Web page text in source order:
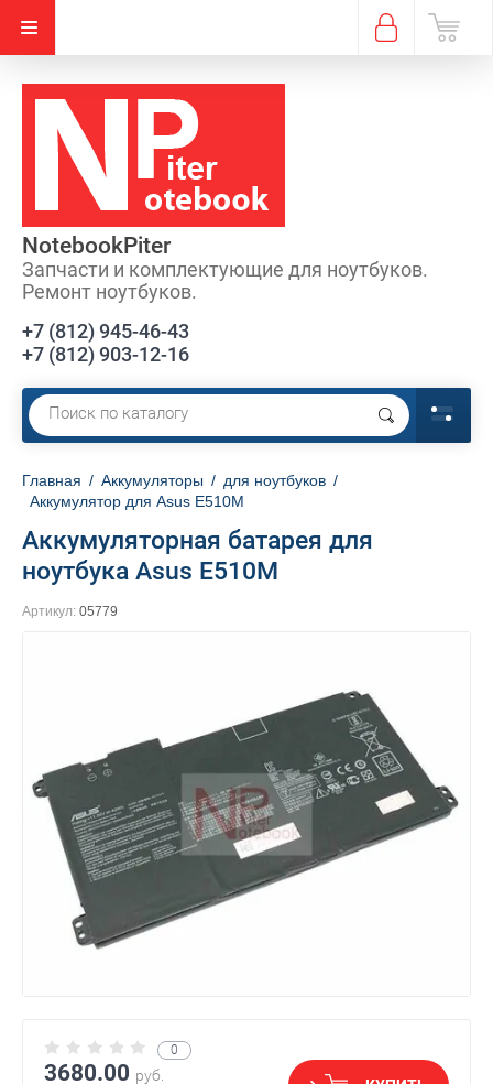
NotebookPiter
Запчасти и комплектующие для ноутбуков.
Ремонт ноутбуков.
+7 (812) 945-46-43
+7 (812) 903-12-16
Главная / Аккумуляторы / для ноутбуков /
Аккумулятор для Asus E510M
Аккумуляторная батарея для
ноутбука Asus E510M
Артикул: 05779
0
3680.00 руб.